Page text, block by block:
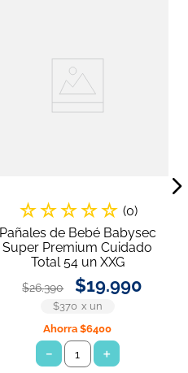
☆☆☆☆☆ (0)
Pañales de Bebé Babysec
Super Premium Cuidado
Total 54 un XXG
$26.390 $19.990
$370 x un
Ahorra$6400
＋
－